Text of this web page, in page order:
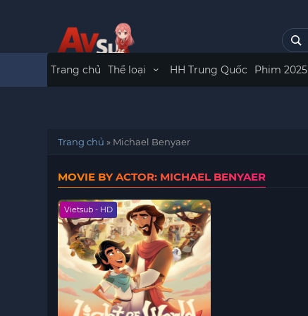
Trang chủ Thể loại HH Trung Quốc Phim 2025
Trang chủ » Michael Benyaer
MOVIE BY ACTOR: MICHAEL BENYAER
Vietsub - HD